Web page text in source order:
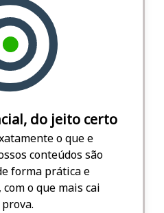
do jeito certo
o que e
conteúdos são
forma prática e
o que mais cai